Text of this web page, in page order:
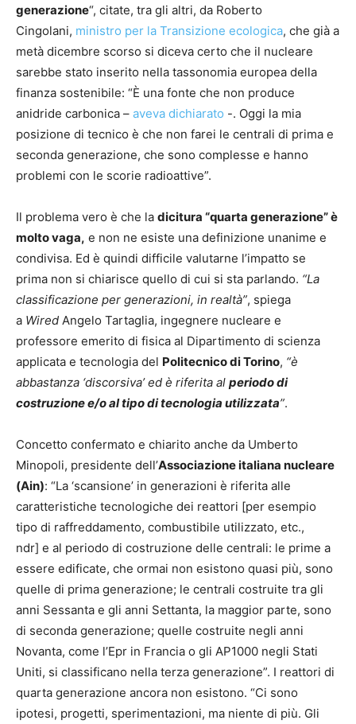
generazione“, citate, tra gli altri, da Roberto
Cingolani, ministro per la Transizione ecologica, che già a
metà dicembre scorso si diceva certo che il nucleare
sarebbe stato inserito nella tassonomia europea della
finanza sostenibile: “È una fonte che non produce
anidride carbonica – aveva dichiarato -. Oggi la mia
posizione di tecnico è che non farei le centrali di prima e
seconda generazione, che sono complesse e hanno
problemi con le scorie radioattive”.
Il problema vero è che la dicitura “quarta generazione” è
molto vaga, e non ne esiste una definizione unanime e
condivisa. Ed è quindi difficile valutarne l’impatto se
prima non si chiarisce quello di cui si sta parlando. “La
classificazione per generazioni, in realtà”, spiega
a Wired Angelo Tartaglia, ingegnere nucleare e
professore emerito di fisica al Dipartimento di scienza
applicata e tecnologia del Politecnico di Torino, “è
abbastanza ‘discorsiva’ ed è riferita al periodo di
costruzione e/o al tipo di tecnologia utilizzata”.
Concetto confermato e chiarito anche da Umberto
Minopoli, presidente dell’Associazione italiana nucleare
(Ain): “La ‘scansione’ in generazioni è riferita alle
caratteristiche tecnologiche dei reattori [per esempio
tipo di raffreddamento, combustibile utilizzato, etc.,
ndr] e al periodo di costruzione delle centrali: le prime a
essere edificate, che ormai non esistono quasi più, sono
quelle di prima generazione; le centrali costruite tra gli
anni Sessanta e gli anni Settanta, la maggior parte, sono
di seconda generazione; quelle costruite negli anni
Novanta, come l’Epr in Francia o gli AP1000 negli Stati
Uniti, si classificano nella terza generazione”. I reattori di
quarta generazione ancora non esistono. “Ci sono
ipotesi, progetti, sperimentazioni, ma niente di più. Gli